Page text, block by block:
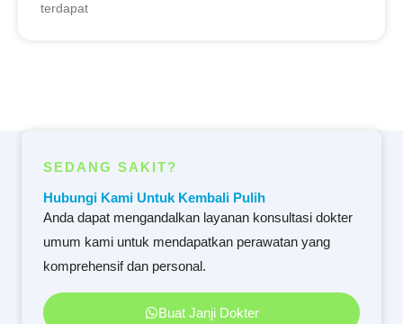
terdapat
SEDANG SAKIT?
Hubungi Kami Untuk Kembali Pulih
Anda dapat mengandalkan layanan konsultasi dokter
umum kami untuk mendapatkan perawatan yang
komprehensif dan personal.
Buat Janji Dokter